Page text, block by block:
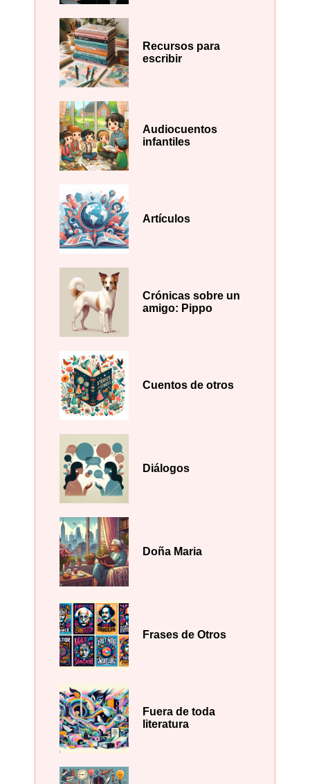
Recursos para
escribir
Audiocuentos
infantiles
Artículos
Crónicas sobre un
amigo: Pippo
Cuentos de otros
Diálogos
Doña Maria
Frases de Otros
Fuera de toda
literatura